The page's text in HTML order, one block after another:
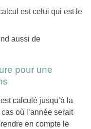
est celui qui est le
aussi de
pour une
calculé jusqu’à la
où l’année serait
en compte le